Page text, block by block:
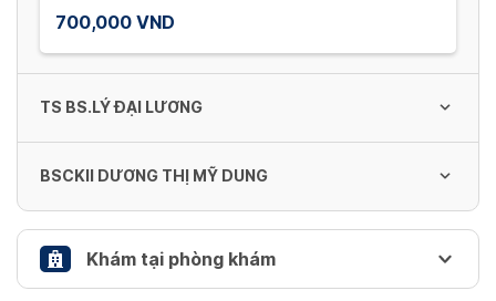
700,000 VND
TS BS.LÝ ĐẠI LƯƠNG
Khám và tư vấn cơ bản
bệnh lý để xây dựng kế hoạch điều trị và thay đổi
lối sống cá thể hóa. 30p
Xem thêm
BSCKII DƯƠNG THỊ MỸ DUNG
Khám tại phòng khám